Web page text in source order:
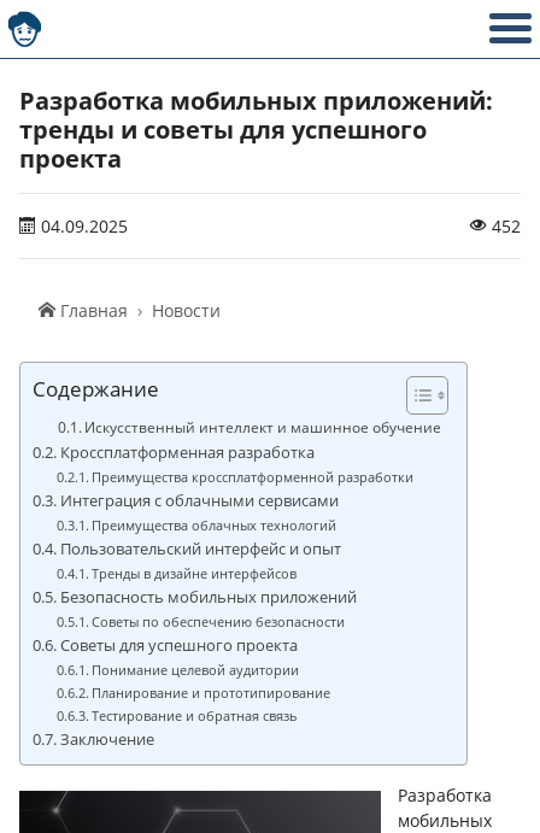
Разработка мобильных приложений:
тренды и советы для успешного
проекта
04.09.2025 452
Главная Новости
Содержание
Искусственный интеллект и машинное обучение
Кроссплатформенная разработка
Преимущества кроссплатформенной разработки
Интеграция с облачными сервисами
Преимущества облачных технологий
Пользовательский интерфейс и опыт
Тренды в дизайне интерфейсов
Безопасность мобильных приложений
Советы по обеспечению безопасности
Советы для успешного проекта
Понимание целевой аудитории
Планирование и прототипирование
Тестирование и обратная связь
Заключение
Разработка
мобильных